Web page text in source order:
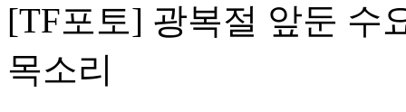
[TF포토] 광복절 앞둔 수
목소리